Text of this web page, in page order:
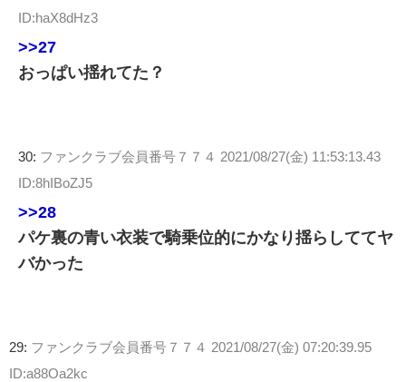
ID:haX8dHz3
>>27
おっぱい揺れてた？
30: ファンクラブ会員番号７７４ 2021/08/27(金) 11:53:13.43
ID:8hIBoZJ5
>>28
パケ裏の青い衣装で騎乗位的にかなり揺らしててヤ
バかった
29: ファンクラブ会員番号７７４ 2021/08/27(金) 07:20:39.95
ID:a88Oa2kc